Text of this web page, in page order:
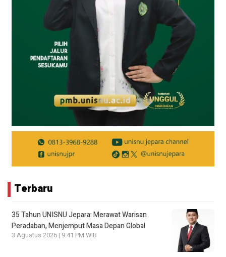
Terbaru
35 Tahun UNISNU Jepara: Merawat Warisan
Peradaban, Menjemput Masa Depan Global
3 Agustus 2026 | 9:41 PM WIB